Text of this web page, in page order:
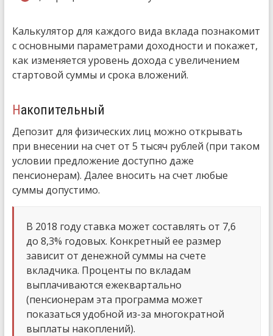
Калькулятор для каждого вида вклада познакомит
с основными параметрами доходности и покажет,
как изменяется уровень дохода с увеличением
стартовой суммы и срока вложений.
Накопительный
Депозит для физических лиц можно открывать
при внесении на счет от 5 тысяч рублей (при таком
условии предложение доступно даже
пенсионерам). Далее вносить на счет любые
суммы допустимо.
В 2018 году ставка может составлять от 7,6
до 8,3% годовых. Конкретный ее размер
зависит от денежной суммы на счете
вкладчика. Проценты по вкладам
выплачиваются ежеквартально
(пенсионерам эта программа может
показаться удобной из-за многократной
выплаты накоплений).